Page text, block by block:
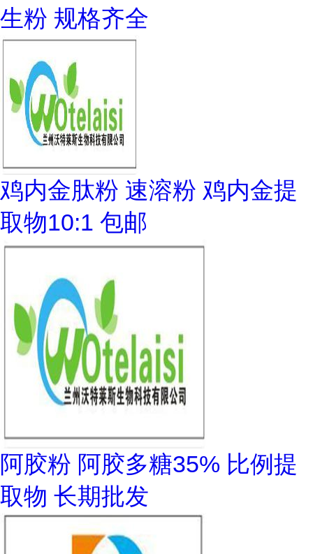
生粉 规格齐全
鸡内金肽粉 速溶粉 鸡内金提
取物10:1 包邮
阿胶粉 阿胶多糖35% 比例提
取物 长期批发